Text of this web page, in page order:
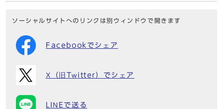
ソーシャルサイトへのリンクは別ウィンドウで開きます
Facebookでシェア
X（旧Twitter）でシェア
LINEで送る